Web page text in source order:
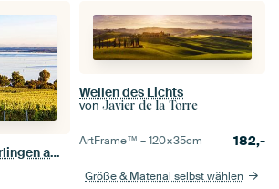
Weinberge bei Überlingen am Bodensee
Wellen des Lichts
von Javier de la Torre
ArtFrame™ –120×35cm 182,-
Größe & Material selbst wählen